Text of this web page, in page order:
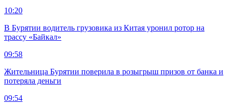
10:20
В Бурятии водитель грузовика из Китая уронил ротор на
трассу «Байкал»
09:58
Жительница Бурятии поверила в розыгрыш призов от банка и
потеряла деньги
09:54